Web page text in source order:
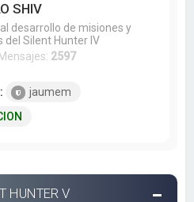
SHIV
desarrollo de misiones y
del Silent Hunter IV
2597
jaumem
HUNTER V